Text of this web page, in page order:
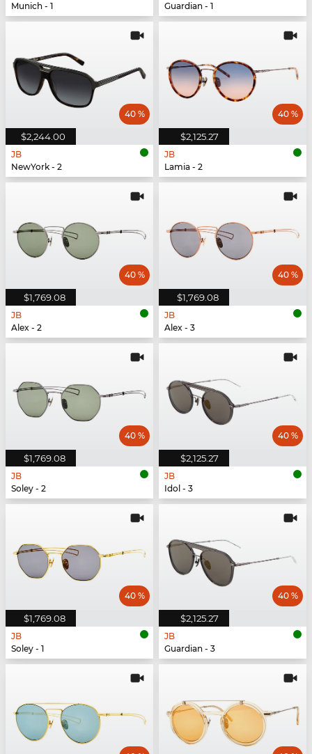
Munich - 1
Guardian - 1
$2,244.00
40 %
JB
NewYork - 2
$2,125.27
40 %
JB
Lamia - 2
$1,769.08
40 %
JB
Alex - 2
$1,769.08
40 %
JB
Alex - 3
$1,769.08
40 %
JB
Soley - 2
$2,125.27
40 %
JB
Idol - 3
$1,769.08
40 %
JB
Soley - 1
$2,125.27
40 %
JB
Guardian - 3